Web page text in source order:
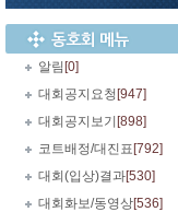
알림 [0]
대회공지요청 [947]
대회공지보기 [898]
코트배정/대진표 [792]
대회(입상)결과[530]
대회화보/동영상[536]